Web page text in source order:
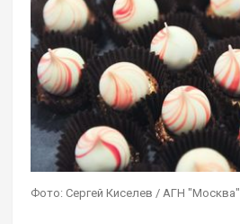
Фото: Сергей Киселев / АГН "Москва"